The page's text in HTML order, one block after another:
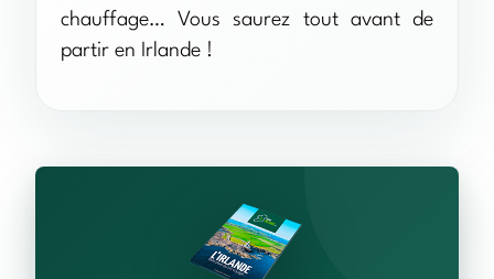
chauffage… Vous saurez tout avant de
partir en Irlande !